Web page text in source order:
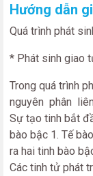
Hướng dẫn
Quá trình phát
* Phát sinh giao
Trong quá trình
nguyên phân
Sự tạo tinh bắt
bào bậc 1. Tế
ra hai tinh bào
Các tinh tử phát